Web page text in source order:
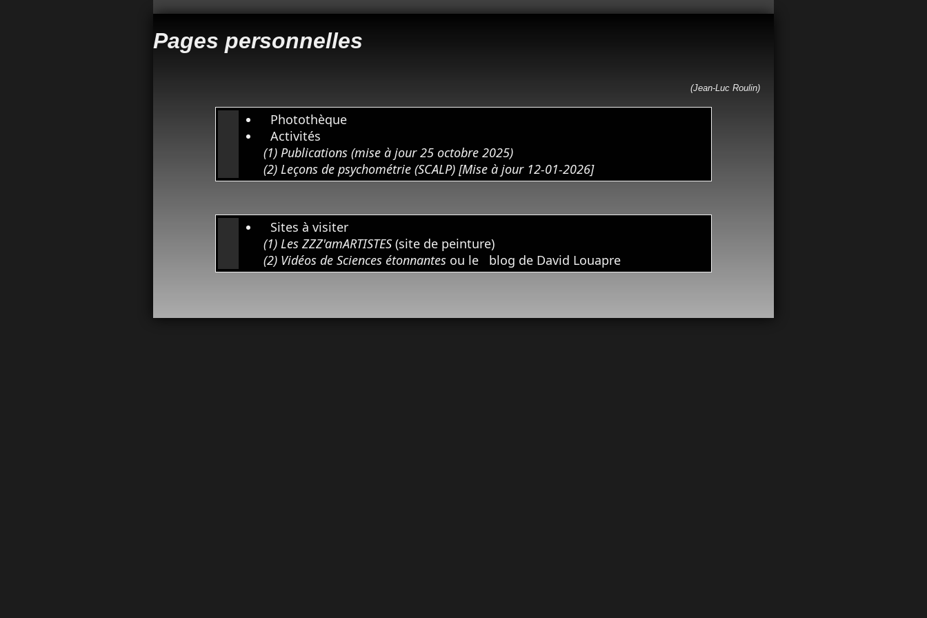
Pages personnelles
(Jean-Luc Roulin)
Photothèque
Activités
(1) Publications (mise à jour 25 octobre 2025)
(2) Leçons de psychométrie (SCALP) [Mise à jour 12-01-2026]
Sites à visiter
(1) Les ZZZ'amARTISTES(site de peinture)
(2) Vidéos de Sciences étonnantes ou le blog de David Louapre